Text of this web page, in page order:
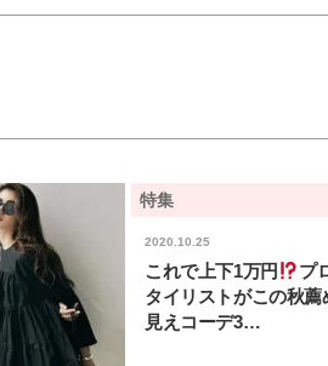
特集
2020.10.25
これで上下1万円
プ
タイリストがこの秋薦
見えコーデ3…